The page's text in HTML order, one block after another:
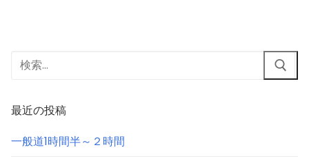
最近の投稿
一般道1時間半～２時間